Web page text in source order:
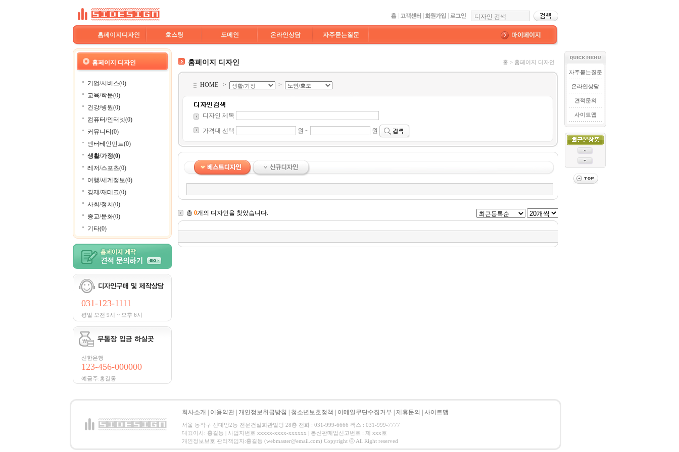
홈페이지디자인 호스팅 도메인 온라인상담 자주묻는질문
홈페이지 디자인
기업/서비스(0)
교육/학문(0)
건강/병원(0)
컴퓨터/인터넷(0)
커뮤니티(0)
엔터테인먼트(0)
생활/가정(0)
레저/스포츠(0)
여행/세계정보(0)
경제/재테크(0)
사회/정치(0)
종교/문화(0)
기타(0)
031-123-1111
평일 오전 9시 ~ 오후 6시
신한은행
123-456-000000
예금주:홍길동
홈페이지 디자인 홈 > 홈페이지 디자인
HOME > >
디자인 제목
가격대 선택 원 ~ 원
총 0개의 디자인을 찾았습니다.
자주묻는질문
온라인상담
견적문의
사이트맵
회사소개 이용약관 개인정보취급방침 청소년보호정책 이메일무단수집거부 제휴문의 사이트맵
서울 동작구 신대방2동 전문건설회관빌딩 28층 전화 : 031-999-6666 팩스 : 031-999-7777
대표이사: 홍길동 | 사업자번호 xxxxx-xxxx-xxxxxx | 통신판매업신고번호 : 제 xxx호
개인정보보호 관리책임자:홍길동 (webmaster@email.com) Copyright ⓒ All Right reserved